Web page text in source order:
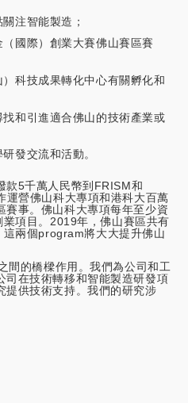
注智能製造；
國際）創業大賽佛山賽區賽
科技成果轉化中心有關孵化和
和引進適合佛山的技術產業或
發交流和活動。
款5千萬人民幣到FRISM和
運營佛山科大專項和港科大百萬
賽事。佛山科大專項每年至少資
項目。2019年，佛山賽區共有
兩個program將大大提升佛山
間的橋樑作用。我們為公司和工
司在技術轉移和智能製造研發項
提供技術支持。我們的研究涉